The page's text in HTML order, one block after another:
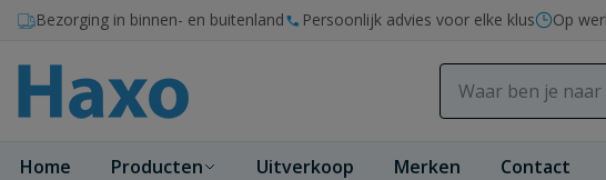
Ga naar de inhoud
Bezorging in binnen- en buitenland Persoonlijk advies voor elke klus Op
Home Producten Uitverkoop Merken Contact